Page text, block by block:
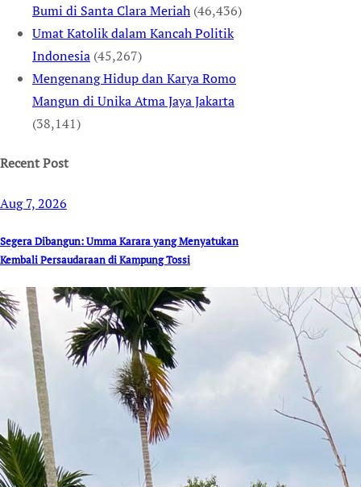
Bumi di Santa Clara Meriah (46,436)
Umat Katolik dalam Kancah Politik
Indonesia (45,267)
Mengenang Hidup dan Karya Romo
Mangun di Unika Atma Jaya Jakarta
(38,141)
Recent Post
Aug 7, 2026
Segera Dibangun: Umma Karara yang Menyatukan
Kembali Persaudaraan di Kampung Tossi